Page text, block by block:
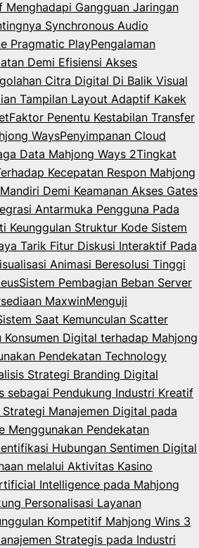
Menghadapi Gangguan Jaringan
Synchronous Audio
Pragmatic PlayPengalaman
Demi Efisiensi Akses
Citra Digital Di Balik Visual
Tampilan Layout Adaptif Kakek
Faktor Penentu Kestabilan Transfer
WaysPenyimpanan Cloud
Data Mahjong Ways 2Tingkat
Kecepatan Respon Mahjong
Demi Keamanan Akses Gates
Antarmuka Pengguna Pada
Keunggulan Struktur Kode Sistem
Tarik Fitur Diskusi Interaktif Pada
Animasi Beresolusi Tinggi
Sistem Pembagian Beban Server
MaxwinMenguji
Saat Kemunculan Scatter
Konsumen Digital terhadap Mahjong
Pendekatan Technology
Strategi Branding Digital
sebagai Pendukung Industri Kreatif
Strategi Manajemen Digital pada
Menggunakan Pendekatan
Hubungan Sentimen Digital
melalui Aktivitas Kasino
Intelligence pada Mahjong
Personalisasi Layanan
Kompetitif Mahjong Wins 3
Strategis pada Industri